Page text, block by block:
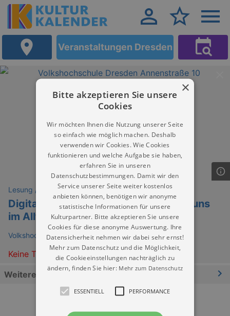
Veranstaltungen Dresden
Lesung / Vortrag / Gespräch
Digital gesund bleiben – wie Technik uns
im Alltag unterstützt
Volkshochschule Dresden e.V.
Keine Termine
Weitere Informationen
×
Bitte akzeptieren Sie unsere
Cookies
Wir möchten Ihnen die Nutzung unserer Seite
so einfach wie möglich machen. Deshalb
verwenden wir Cookies. Wie Cookies
funktionieren und welche Aufgabe sie haben,
erfahren Sie in unseren
Datenschutzbestimmungen. Damit wir den
Service unserer Seite weiter kostenlos
anbieten können, benötigen wir anonyme
statistische Informationen für unsere
Kulturpartner. Bitte akzeptieren Sie unsere
Cookies für diese anonyme Auswertung. Ihre
Datensicherheit nehmen wir dabei sehr ernst!
Mehr zum Datenschutz und die Möglichkeit,
die Cookieeinstellungen nachträglich zu
ändern, finden Sie hier: Mehr zum Datenschutz
ESSENTIELL PERFORMANCE